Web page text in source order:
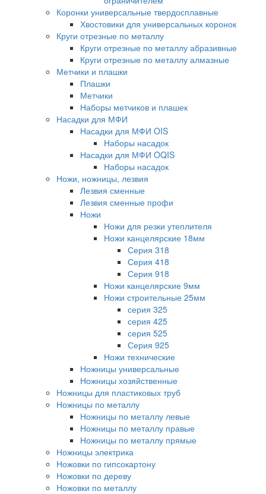
Коронки универсальные твердосплавные
Хвостовики для универсальных коронок
Круги отрезные по металлу
Круги отрезные по металлу абразивные
Круги отрезные по металлу алмазные
Метчики и плашки
Плашки
Метчики
Наборы метчиков и плашек
Насадки для МФИ
Насадки для МФИ OIS
Наборы насадок
Насадки для МФИ OQIS
Наборы насадок
Ножи, ножницы, лезвия
Лезвия сменные
Лезвия сменные профи
Ножи
Ножи для резки утеплителя
Ножи канцелярские 18мм
Серия 318
Серия 418
Серия 918
Ножи канцелярские 9мм
Ножи строительные 25мм
серия 325
серия 425
серия 525
Серия 925
Ножи технические
Ножницы универсальные
Ножницы хозяйственные
Ножницы для пластиковых труб
Ножницы по металлу
Ножницы по металлу левые
Ножницы по металлу правые
Ножницы по металлу прямые
Ножницы электрика
Ножовки по гипсокартону
Ножовки по дереву
Ножовки по металлу